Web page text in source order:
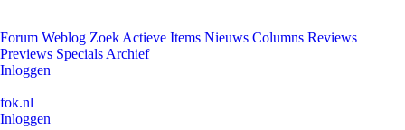
Forum Weblog Zoek Actieve Items Nieuws Columns Reviews
Previews Specials Archief
Inloggen
fok.nl
Inloggen